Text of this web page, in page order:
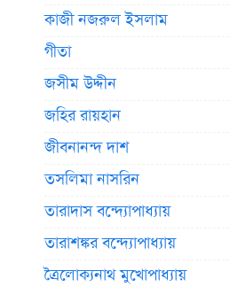
কাজী নজরুল ইসলাম
গীতা
জসীম উদ্দীন
জহির রায়হান
জীবনানন্দ দাশ
তসলিমা নাসরিন
তারাদাস বন্দ্যোপাধ্যায়
তারাশঙ্কর বন্দ্যোপাধ্যায়
ত্রৈলোক্যনাথ মুখোপাধ্যায়